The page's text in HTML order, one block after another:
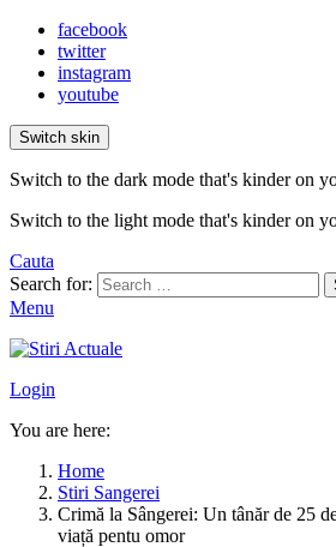
facebook
twitter
instagram
youtube
Switch skin
Switch to the dark mode that's kinder on
Switch to the light mode that's kinder on
Cauta
Search for:
Menu
Login
You are here:
Home
Stiri Sangerei
Crimă la Sângerei: Un tânăr de 25
viață pentu omor